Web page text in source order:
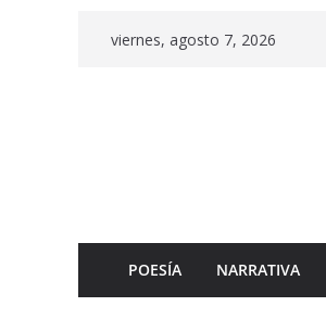
viernes, agosto 7, 2026
POESÍA NARRATIVA